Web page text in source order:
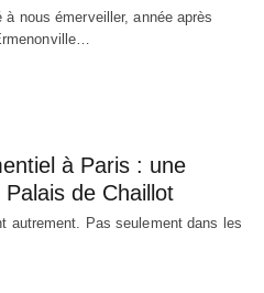
nous émerveiller, année après
à Paris : une
Palais de Chaillot
autrement. Pas seulement dans les